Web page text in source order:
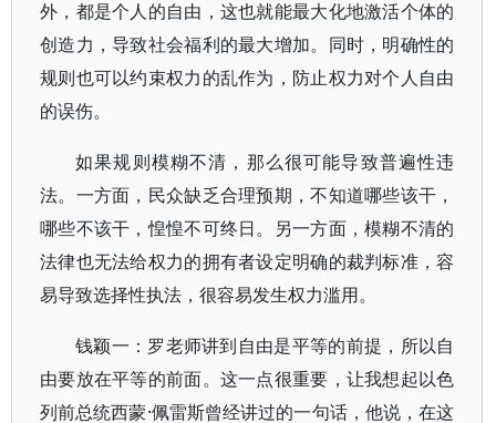
外，都是个人的自由，这也就能最大化地激活个体的
创造力，导致社会福利的最大增加。同时，明确性的
规则也可以约束权力的乱作为，防止权力对个人自由
的误伤。
如果规则模糊不清，那么很可能导致普遍性违
法。一方面，民众缺乏合理预期，不知道哪些该干，
哪些不该干，惶惶不可终日。另一方面，模糊不清的
法律也无法给权力的拥有者设定明确的裁判标准，容
易导致选择性执法，很容易发生权力滥用。
钱颖一：罗老师讲到自由是平等的前提，所以自
由要放在平等的前面。这一点很重要，让我想起以色
列前总统西蒙·佩雷斯曾经讲过的一句话，他说，在这